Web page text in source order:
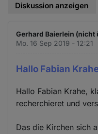
Diskussion anzeigen
Gerhard Baierlein (nicht
Mo. 16 Sep 2019 - 12:21
Hallo Fabian
Hallo Fabian Krahe,
recherchieret und
Das die Kirchen sich